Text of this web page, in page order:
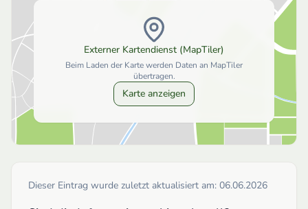
Externer Kartendienst (MapTiler)
Beim Laden der Karte werden Daten an MapTiler
übertragen.
Karte anzeigen
Dieser Eintrag wurde zuletzt aktualisiert am: 06.06.2026